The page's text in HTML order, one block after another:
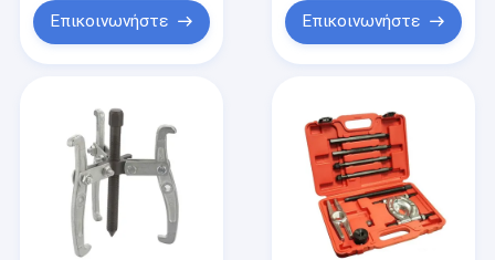
Επικοινωνήστε Επικοινωνήστε